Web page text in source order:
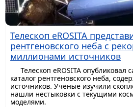
Телескоп eROSITA
рентгеновского неба с
миллионами источников
Телескоп eROSITA
каталог рентгеновского неба,
источников. Ученые изучили
нашли нестыковки с текущими
моделями.